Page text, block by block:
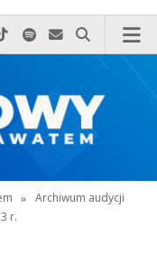
do nas zadzwoń
na Facebook-u
nas na Xnas na Instagram-ie
Odwiedź nas na TikTok-u
Szukaj nas na Spotify
Wyślij do nas
Szukaj
» Archiwum audycji
r.